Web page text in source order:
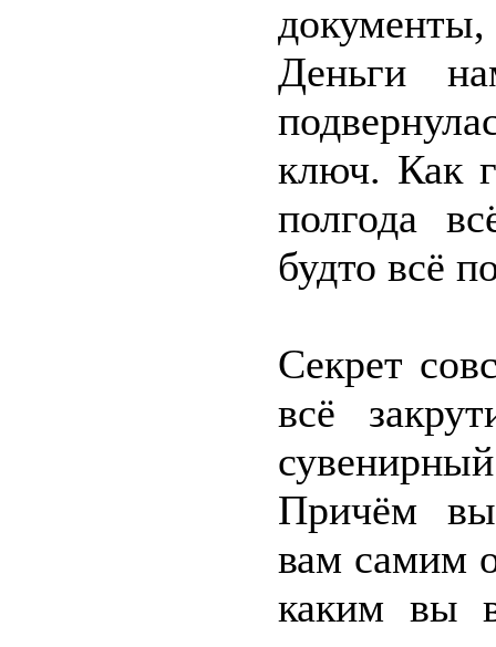
Деньги
ключ. Как
полгода
будто всё
Секрет
всё
Причём
вам самим
каким вы